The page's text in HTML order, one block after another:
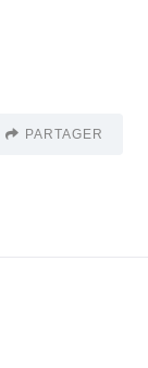
PARTAGER